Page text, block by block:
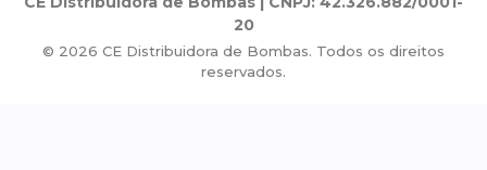
20
© 2026 CE Distribuidora de Bombas. Todos os direitos
reservados.